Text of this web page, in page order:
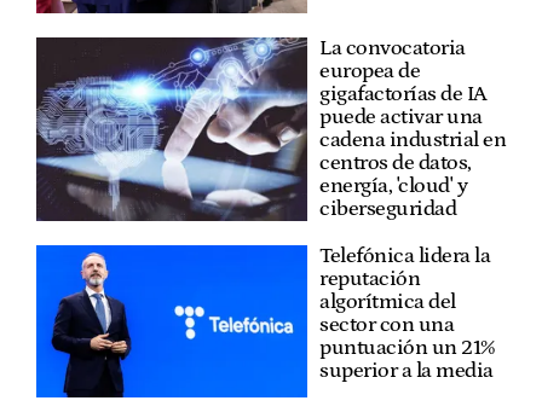
La convocatoria
europea de
gigafactorías de IA
puede activar una
cadena industrial en
centros de datos,
energía, 'cloud' y
ciberseguridad
Telefónica lidera la
reputación
algorítmica del
sector con una
puntuación un 21%
superior a la media